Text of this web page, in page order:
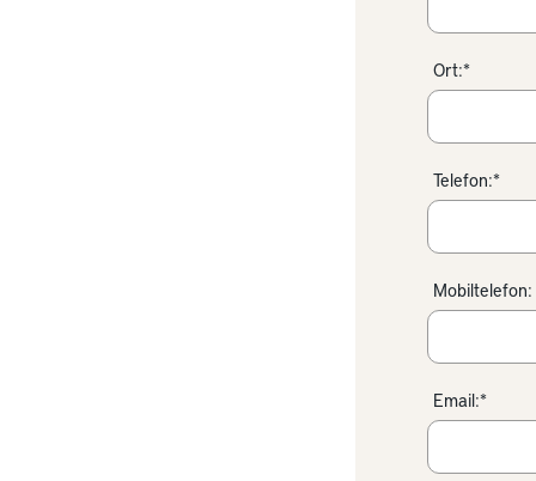
Ort:*
Telefon:*
Mobiltelefon:
Email:*